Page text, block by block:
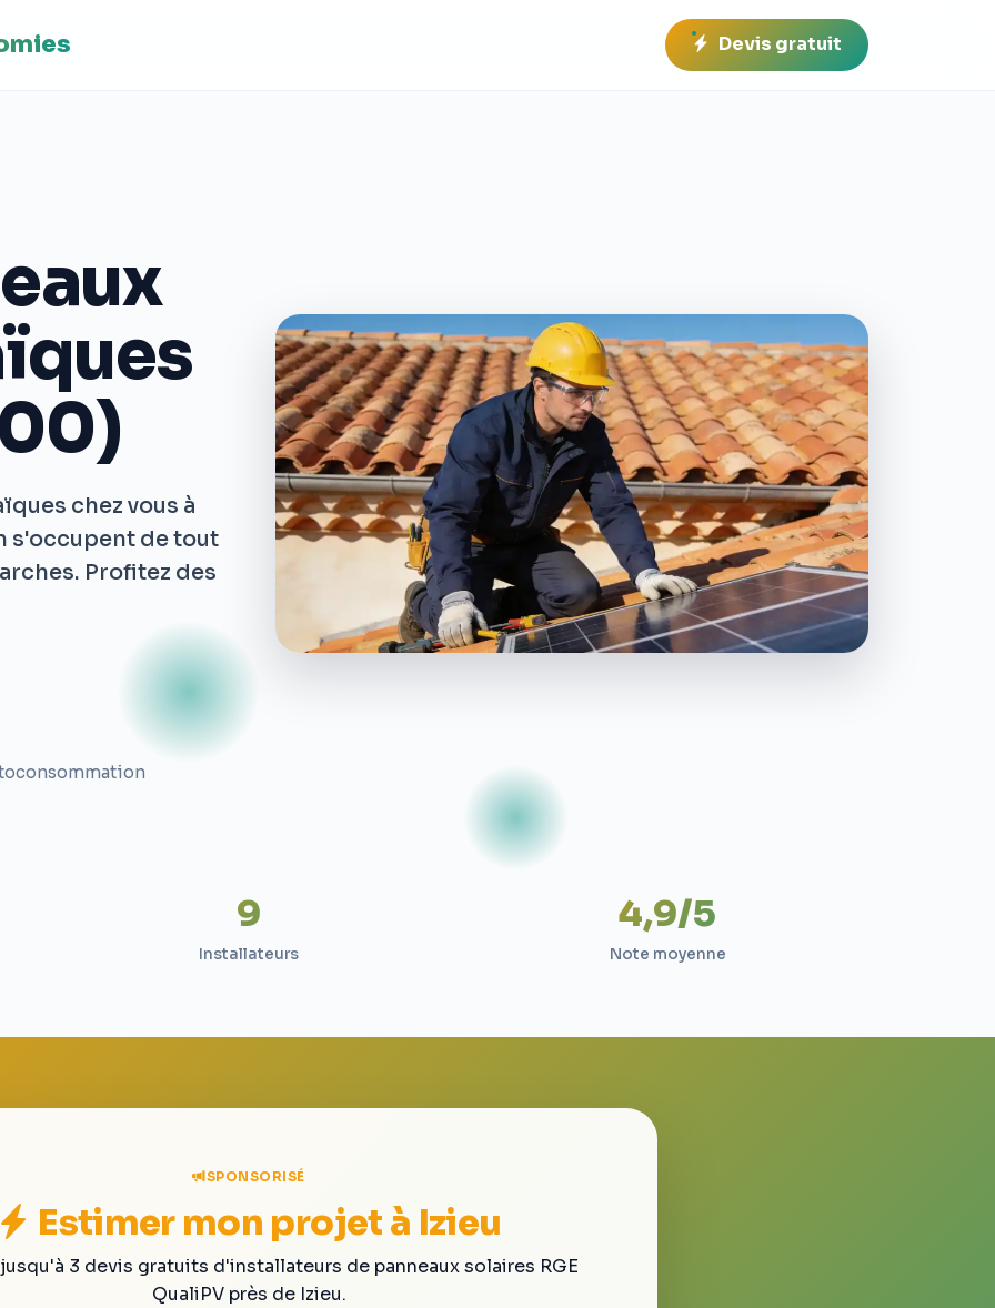
Devis gratuit
chez vous à
s'occupent de tout
Profitez des
9
Installateurs
4,9/5
Note moyenne
SPONSORISÉ
Estimer mon projet à Izieu
3 devis gratuits d'installateurs de panneaux solaires RGE
QualiPV près de Izieu.